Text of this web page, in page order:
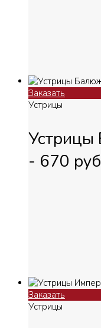
Заказать
Устрицы
- 670
Заказать
Устрицы